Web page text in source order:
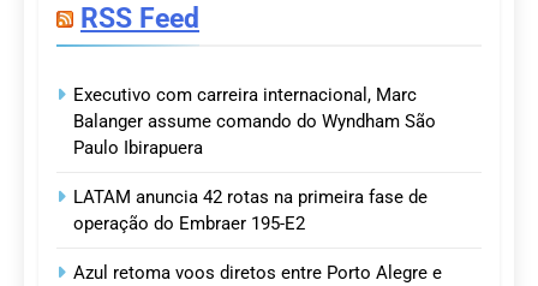
RSS Feed
Executivo com carreira internacional, Marc
Balanger assume comando do Wyndham São
Paulo Ibirapuera
LATAM anuncia 42 rotas na primeira fase de
operação do Embraer 195-E2
Azul retoma voos diretos entre Porto Alegre e